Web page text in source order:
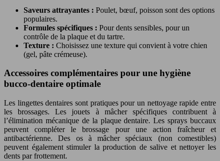
Saveurs attrayantes : Poulet, bœuf, poisson sont des options
populaires.
Formules spécifiques : Pour dents sensibles, pour un
contrôle de la plaque et du tartre.
Texture : Choisissez une texture qui convient à votre chien
(gel, pâte crémeuse).
Accessoires complémentaires pour une hygiène
bucco-dentaire optimale
Les lingettes dentaires sont pratiques pour un nettoyage rapide entre
les brossages. Les jouets à mâcher spécifiques contribuent à
l’élimination mécanique de la plaque dentaire. Les sprays buccaux
peuvent compléter le brossage pour une action fraîcheur et
antibactérienne. Des os à mâcher spéciaux (non comestibles)
peuvent également stimuler la production de salive et nettoyer les
dents par frottement.